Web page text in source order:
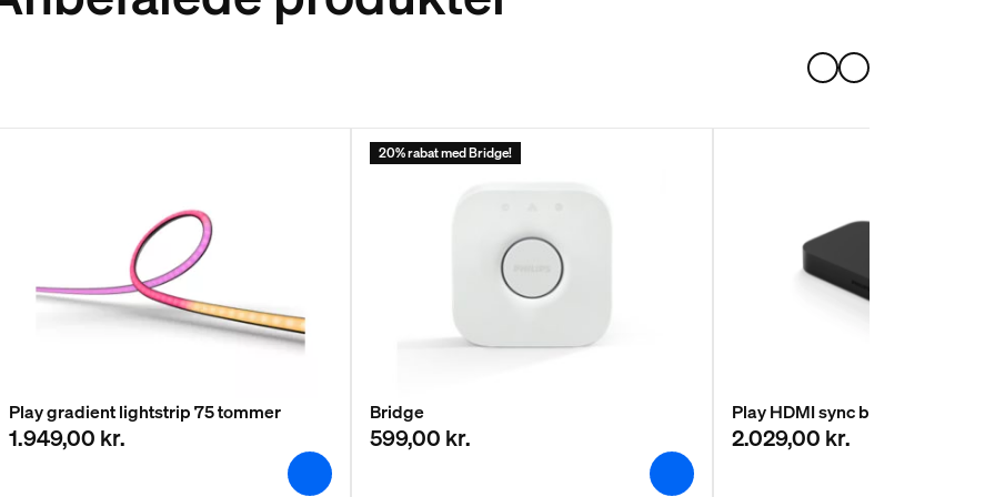
Play gradient lightstrip 75 tommer
1.949,00 kr.
20% rabat med Bridge!
Bridge
599,00 kr.
Play HDMI sync box 4K
2.029,00 kr.